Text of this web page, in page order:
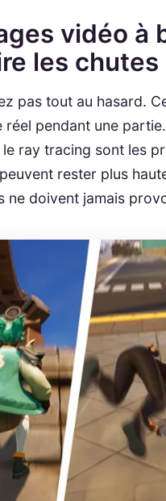
vidéo à
les chutes
pas tout au hasard.
réel pendant une
ray tracing sont les
rester plus
ne doivent jamais